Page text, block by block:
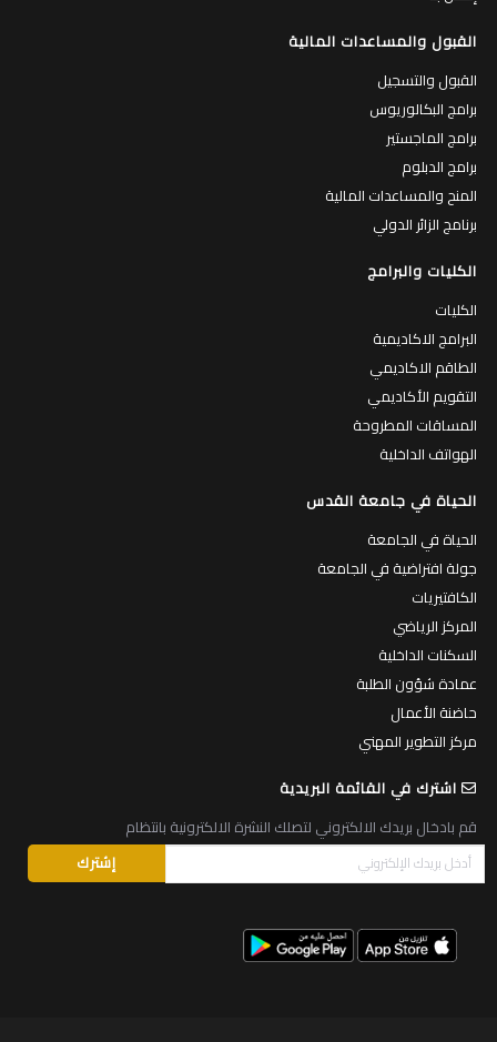
القبول والمساعدات المالية
القبول والتسجيل
برامج البكالوريوس
برامج الماجستير
برامج الدبلوم
المنح والمساعدات المالية
برنامج الزائر الدولي
الكليات والبرامج
الكليات
البرامج الاكاديمية
الطاقم الاكاديمي
التقويم الأكاديمي
المساقات المطروحة
الهواتف الداخلية
الحياة في جامعة القدس
الحياة في الجامعة
جولة افتراضية في الجامعة
الكافتيريات
المركز الرياضي
السكنات الداخلية
عمادة شؤون الطلبة
حاضنة الأعمال
مركز التطوير المهني
اشترك في القائمة البريدية
قم بادخال بريدك الالكتروني لتصلك النشرة الالكترونية بانتظام